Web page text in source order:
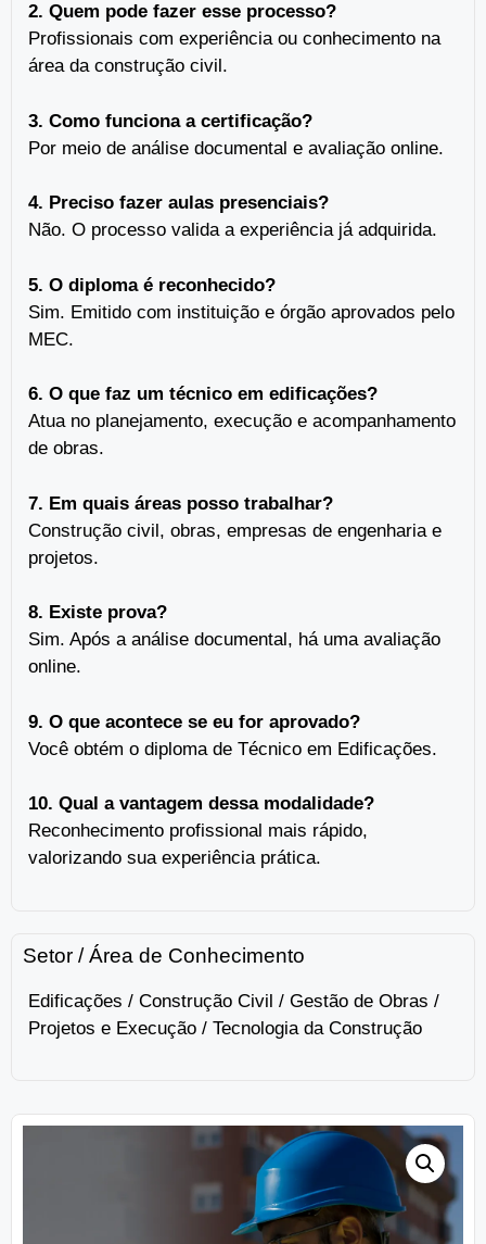
2. Quem pode fazer esse processo?
Profissionais com experiência ou conhecimento na
área da construção civil.
3. Como funciona a certificação?
Por meio de análise documental e avaliação online.
4. Preciso fazer aulas presenciais?
Não. O processo valida a experiência já adquirida.
5. O diploma é reconhecido?
Sim. Emitido com instituição e órgão aprovados pelo
MEC.
6. O que faz um técnico em edificações?
Atua no planejamento, execução e acompanhamento
de obras.
7. Em quais áreas posso trabalhar?
Construção civil, obras, empresas de engenharia e
projetos.
8. Existe prova?
Sim. Após a análise documental, há uma avaliação
online.
9. O que acontece se eu for aprovado?
Você obtém o diploma de Técnico em Edificações.
10. Qual a vantagem dessa modalidade?
Reconhecimento profissional mais rápido,
valorizando sua experiência prática.
Setor / Área de Conhecimento
Edificações / Construção Civil / Gestão de Obras /
Projetos e Execução / Tecnologia da Construção